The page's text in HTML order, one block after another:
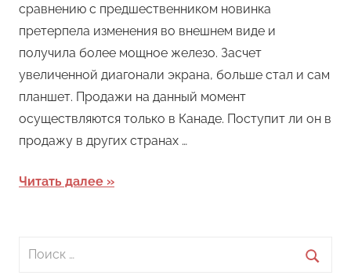
сравнению с предшественником новинка
претерпела изменения во внешнем виде и
получила более мощное железо. Засчет
увеличенной диагонали экрана, больше стал и сам
планшет. Продажи на данный момент
осуществляются только в Канаде. Поступит ли он в
продажу в других странах …
Читать далее
Поиск